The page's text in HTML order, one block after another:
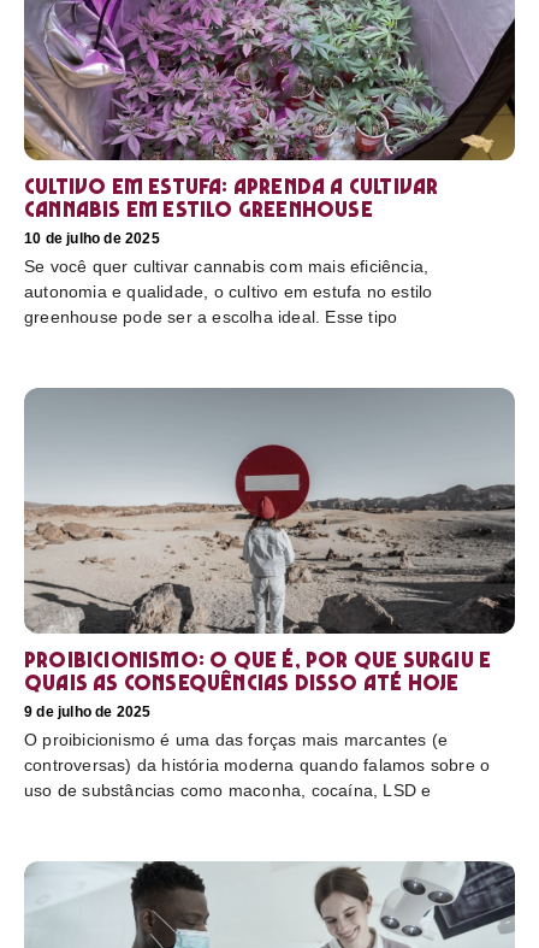
Cultivo em estufa: aprenda a cultivar
cannabis em estilo greenhouse
10 de julho de 2025
Se você quer cultivar cannabis com mais eficiência,
autonomia e qualidade, o cultivo em estufa no estilo
greenhouse pode ser a escolha ideal. Esse tipo
Proibicionismo: o que é, por que surgiu e
quais as consequências disso até hoje
9 de julho de 2025
O proibicionismo é uma das forças mais marcantes (e
controversas) da história moderna quando falamos sobre o
uso de substâncias como maconha, cocaína, LSD e